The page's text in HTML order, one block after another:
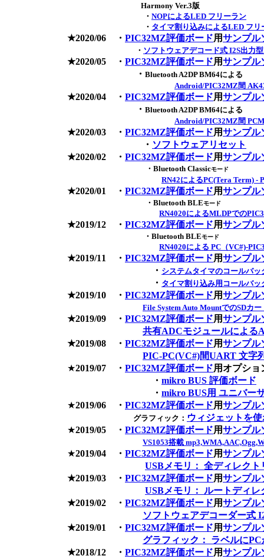
Harmony Ver.3版
・ NOPによるLED フリーラン
・ タイマ割り込みによるLED フ
★2020/06 ・ PIC32MZ評価ボード用サンプル
・ ソフトウェアデコード式 I2S出力
★2020/05 ・ PIC32MZ評価ボード用サンプル
・ Bluetooth A2DP BM64による
Android/PIC32MZ間
★2020/04 ・ PIC32MZ評価ボード用サンプル
・ Bluetooth A2DP BM64による
Android/PIC32MZ間
★2020/03 ・ PIC32MZ評価ボード用サンプル
・ ソフトウェアリセット
★2020/02 ・ PIC32MZ評価ボード用サンプル
・Bluetooth Classicモード
RN42によるPC(Tera Term) -
★2020/01 ・ PIC32MZ評価ボード用サンプル
・Bluetooth BLEモード
RN4020によるMLDPでの
★2019/12 ・ PIC32MZ評価ボード用サンプル
・Bluetooth BLEモード
RN4020による PC（VC#)-
★2019/11 ・ PIC32MZ評価ボード用サンプル
・ システムタイマのコールバ
・ タイマ割り込み用コールバ
★2019/10 ・ PIC32MZ評価ボード用サンプル
File System Auto MountでのSDカ
★2019/09 ・ PIC32MZ評価ボード用サンプル
共有ADCモジュールによる
★2019/08
・ PIC32MZ評価ボード用サンプル
PIC-PC(VC#)間UART 文字
★2019/07 ・ PIC32MZ評価ボード用オプショ
・ mikro BUS 評価ボード
・ mikro BUS用 ユニバー
★2019/06 ・ PIC32MZ評価ボード用サンプル
グラフィック： ウィジェットを
★2019/05 ・ PIC32MZ評価ボード用サンプル
VS1053搭載
★2019/04 ・ PIC32MZ評価ボード用サンプル
USBメモリ： 全ディレクト
★2019/03 ・ PIC32MZ評価ボード用サンプル
USBメモリ： ルートディ
★2019/02 ・ PIC32MZ評価ボード用サンプル
ソフトウェアデコーダー式
★2019/01 ・ PIC32MZ評価ボード用サンプル
グラフィック： ラベルに
★2018/12 ・ PIC32MZ評価ボード用サンプル